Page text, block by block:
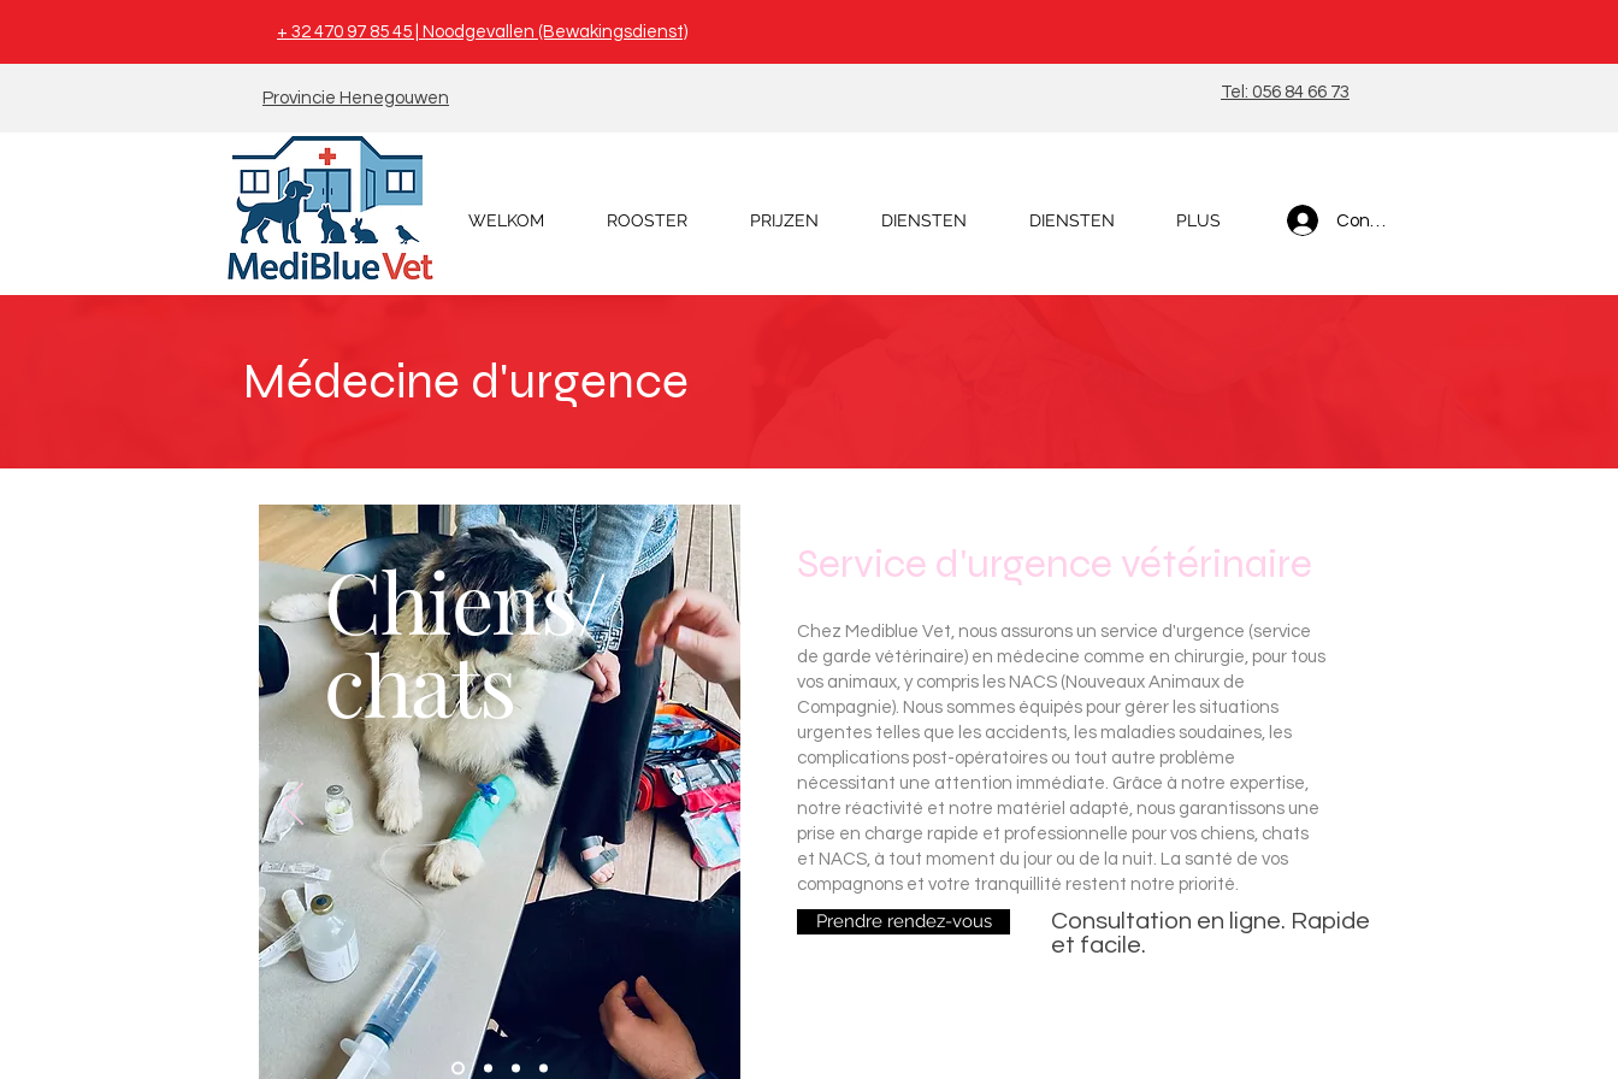
+ 32 470 97 85 45 | Noodgevallen (Bewakingsdienst)
Provincie Henegouwen Tel: 056 84 66 73
WELKOM ROOSTER PRIJZEN DIENSTEN DIENSTEN PLUS Connexion
Médecine d'urgence
Chiens/
chats
Service d'urgence vétérinaire
Chez Mediblue Vet, nous assurons un service d'urgence (service
de garde vétérinaire) en médecine comme en chirurgie, pour tous
vos animaux, y compris les NACS (Nouveaux Animaux de
Compagnie). Nous sommes équipés pour gérer les situations
urgentes telles que les accidents, les maladies soudaines, les
complications post-opératoires ou tout autre problème
nécessitant une attention immédiate. Grâce à notre expertise,
notre réactivité et notre matériel adapté, nous garantissons une
prise en charge rapide et professionnelle pour vos chiens, chats
et NACS, à tout moment du jour ou de la nuit. La santé de vos
compagnons et votre tranquillité restent notre priorité.
Prendre rendez-vous
Consultation en ligne. Rapide
et facile.